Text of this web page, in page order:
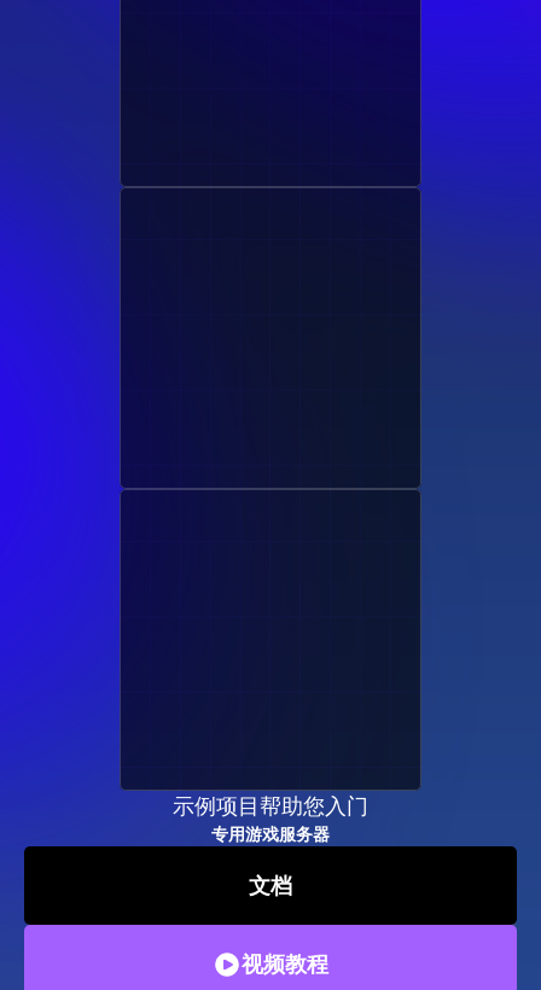
示例项目帮助您入门
专用游戏服务器
文档
视频教程